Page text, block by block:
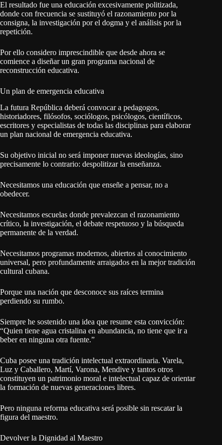
El resultado fue una educación excesivamente politizada,
donde con frecuencia se sustituyó el razonamiento por la
consigna, la investigación por el dogma y el análisis por la
repetición.
Por ello considero imprescindible que desde ahora se
comience a diseñar un gran programa nacional de
reconstrucción educativa.
Un plan de emergencia educativa
La futura República deberá convocar a pedagogos,
historiadores, filósofos, sociólogos, psicólogos, científicos,
escritores y especialistas de todas las disciplinas para elaborar
un plan nacional de emergencia educativa.
Su objetivo inicial no será imponer nuevas ideologías, sino
precisamente lo contrario: despolitizar la enseñanza.
Necesitamos una educación que enseñe a pensar, no a
obedecer.
Necesitamos escuelas donde prevalezcan el razonamiento
crítico, la investigación, el debate respetuoso y la búsqueda
permanente de la verdad.
Necesitamos programas modernos, abiertos al conocimiento
universal, pero profundamente arraigados en la mejor tradición
cultural cubana.
Porque una nación que desconoce sus raíces termina
perdiendo su rumbo.
Siempre he sostenido una idea que resume esta convicción:
“Quien tiene agua cristalina en abundancia, no tiene que ir a
beber en ninguna otra fuente.”
Cuba posee una tradición intelectual extraordinaria. Varela,
Luz y Caballero, Martí, Varona, Mendive y tantos otros
constituyen un patrimonio moral e intelectual capaz de orientar
la formación de nuevas generaciones libres.
Pero ninguna reforma educativa será posible sin rescatar la
figura del maestro.
Devolver la Dignidad al Maestro